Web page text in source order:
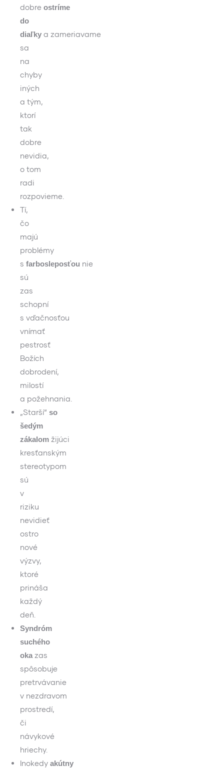
dobre ostríme
do
diaľky a zameriavame
sa
na
chyby
iných
a tým,
ktorí
tak
dobre
nevidia,
o tom
radi
rozpovieme.
Tí,
čo
majú
problémy
s farbosleposťou nie
sú
zas
schopní
s vďačnosťou
vnímať
pestrosť
Božích
dobrodení,
milostí
a požehnania.
„Starší“ so
šedým
zákalom žijúci
kresťanským
stereotypom
sú
v
riziku
nevidieť
ostro
nové
výzvy,
ktoré
prináša
každý
deň.
Syndróm
suchého
oka zas
spôsobuje
pretrvávanie
v nezdravom
prostredí,
či
návykové
hriechy.
Inokedy akútny